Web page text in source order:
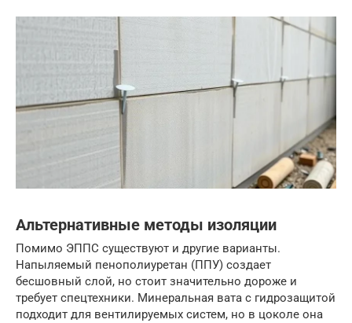
Альтернативные методы изоляции
Помимо ЭППС существуют и другие варианты.
Напыляемый пенополиуретан (ППУ) создает
бесшовный слой, но стоит значительно дороже и
требует спецтехники. Минеральная вата с гидрозащитой
подходит для вентилируемых систем, но в цоколе она